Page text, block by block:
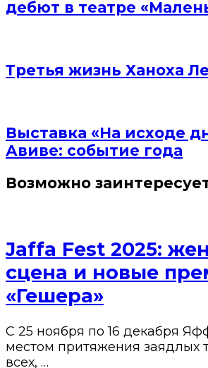
дебют в театре
Третья жизнь Ханоха
Выставка «На исходе
Авиве: событие года
Возможно
Jaffa Fest 2025:
сцена и новые
«Гешера»
С 25 ноября по 16 декабря
местом притяжения заядлых
всех, …